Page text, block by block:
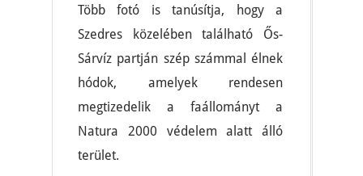
Több fotó is tanúsítja, hogy a
Szedres közelében található Ős-
Sárvíz partján szép számmal élnek
hódok, amelyek rendesen
megtizedelik a faállományt a
Natura 2000 védelem alatt álló
terület.